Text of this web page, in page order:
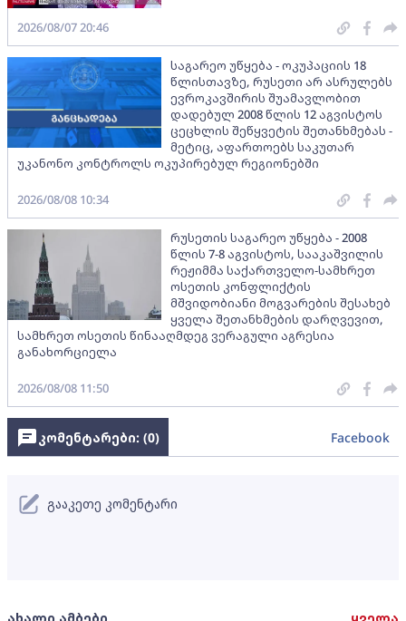
2026/08/07 20:46
საგარეო უწყება - ოკუპაციის 18
წლისთავზე, რუსეთი არ ასრულებს
ევროკავშირის შუამავლობით
დადებულ 2008 წლის 12 აგვისტოს
ცეცხლის შეწყვეტის შეთანხმებას -
მეტიც, აფართოებს საკუთარ
უკანონო კონტროლს ოკუპირებულ რეგიონებში
2026/08/08 10:34
რუსეთის საგარეო უწყება - 2008
წლის 7-8 აგვისტოს, სააკაშვილის
რეჟიმმა საქართველო-სამხრეთ
ოსეთის კონფლიქტის
მშვიდობიანი მოგვარების შესახებ
ყველა შეთანხმების დარღვევით,
სამხრეთ ოსეთის წინააღმდეგ ვერაგული აგრესია
განახორციელა
2026/08/08 11:50
კომენტარები: (0) Facebook
გააკეთე კომენტარი